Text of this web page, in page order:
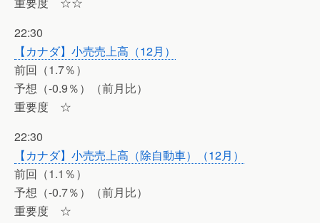
22:30
【カナダ】小売売上高（12月）
前回（1.7％）
予想（-0.9％）（前月比）
重要度 ☆
22:30
【カナダ】小売売上高（除自動車）（12月）
前回（1.1％）
予想（-0.7％）（前月比）
重要度 ☆